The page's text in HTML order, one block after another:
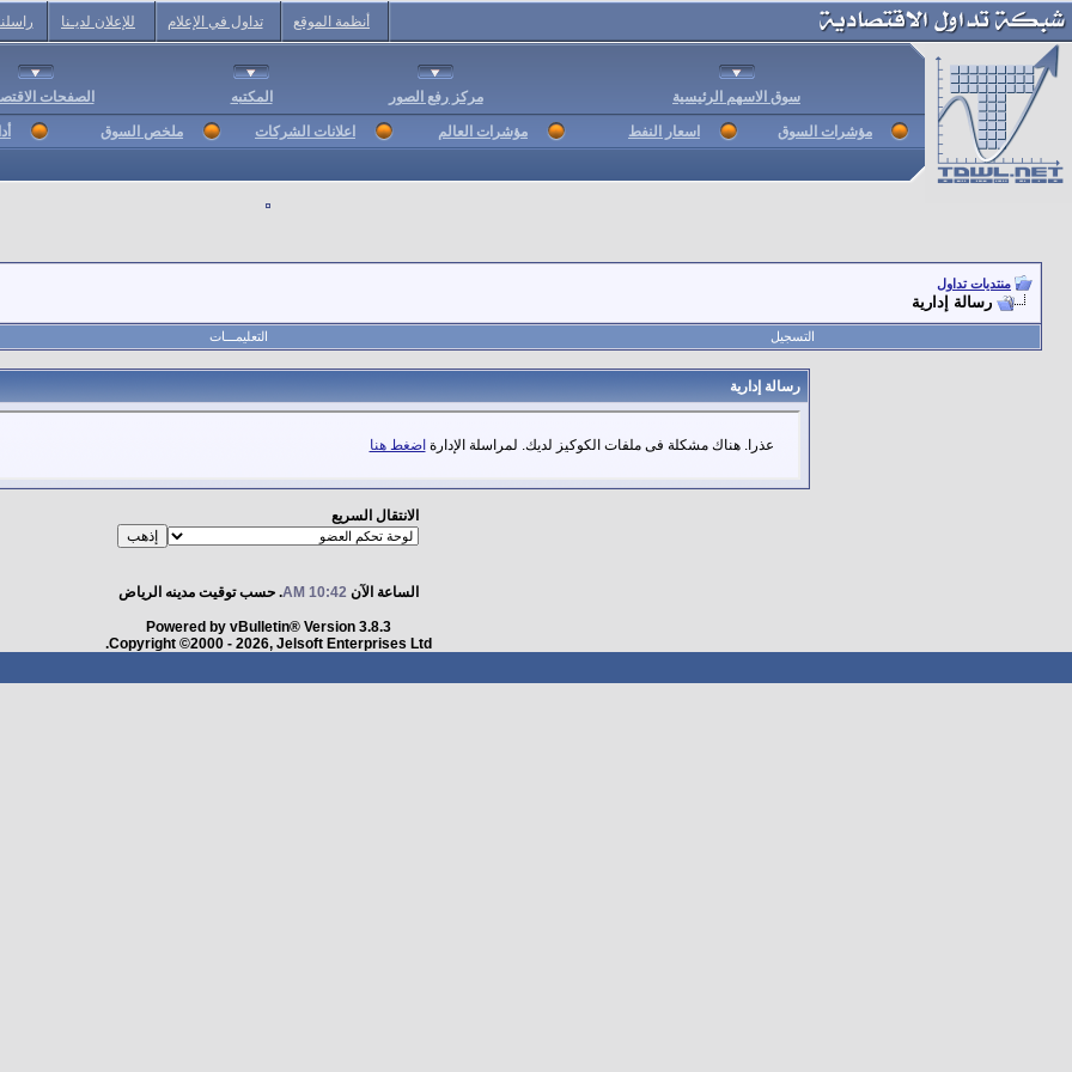
أنظمة الموقع تداول في الإعلام للإعلان لديـنا
سوق الاسهم الرئيسية مركز رفع الصور المكتبه الصفحات
مؤشرات السوق اسعار النفط مؤشرات العالم اعلانات الشركات ملخص السوق
منتديات تداول
رسالة إدارية
التسجيل التعليمـــات
رسالة إدارية
عذرا. هناك مشكلة فى ملفات الكوكيز لديك. لمراسلة الإدارة اضغط هنا
الانتقال السريع
الساعة الآن10:42 AM . حسب توقيت مدينه الرياض
Powered by vBulletin® Version 3.8.3
Copyright ©2000 - 2026, Jelsoft Enterprises Ltd.